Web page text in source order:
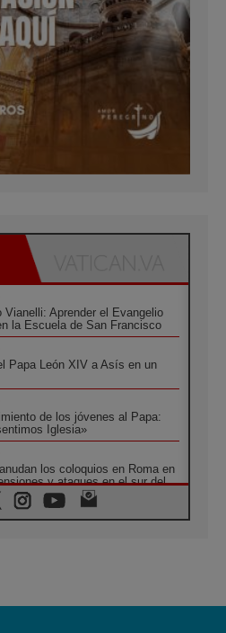
Vianelli: Aprender el Evangelio
la Escuela de San Francisco
Papa León XIV a Asís en un
de los jóvenes al Papa:
Iglesia»
los coloquios en Roma en
y ataques en el sur del